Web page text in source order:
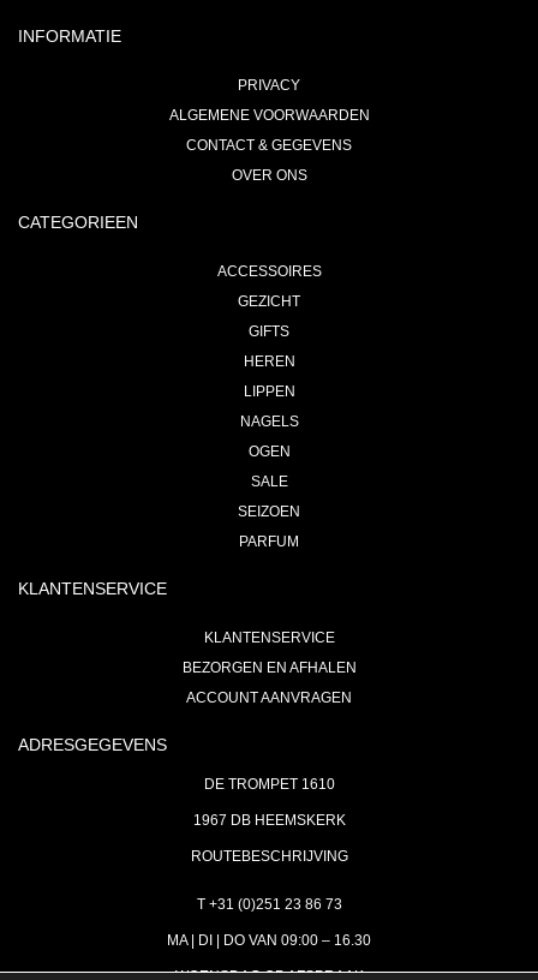
INFORMATIE
PRIVACY
ALGEMENE VOORWAARDEN
CONTACT & GEGEVENS
OVER ONS
CATEGORIEEN
ACCESSOIRES
GEZICHT
GIFTS
HEREN
LIPPEN
NAGELS
OGEN
SALE
SEIZOEN
PARFUM
KLANTENSERVICE
KLANTENSERVICE
BEZORGEN EN AFHALEN
ACCOUNT AANVRAGEN
ADRESGEGEVENS
DE TROMPET 1610
1967 DB HEEMSKERK
ROUTEBESCHRIJVING
T +31 (0)251 23 86 73
MA | DI | DO VAN 09:00 – 16.30
WOENSDAG OP AFSPRAAK